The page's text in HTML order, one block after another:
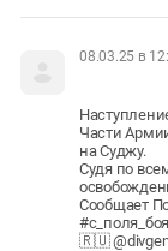
08.03.25 в
Части
на Суджу.
Судя по
Сообщает
#с_поля_боя
🇷🇺 @divgen